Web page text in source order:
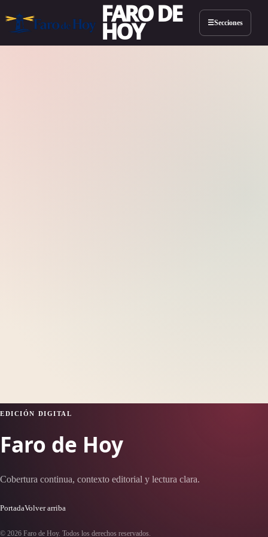
FARO DE
HOY ☰Secciones
EDICIÓN DIGITAL
Faro de Hoy
Cobertura continua, contexto editorial y lectura clara.
PortadaVolver arriba
© 2026 Faro de Hoy. Todos los derechos reservados.